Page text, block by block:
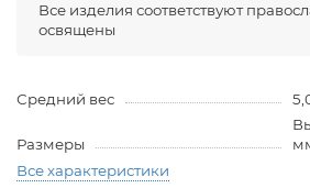
Все изделия соответствуют
освящены
Средний вес
Размеры
Все характеристики